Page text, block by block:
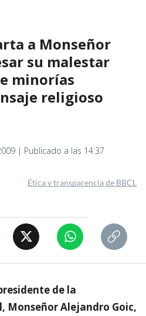
a Monseñor
su malestar
minorías
religioso
| Publicado a las 14:37
Ética y transparencia de BBCL
de la
Monseñor Alejandro Goic,